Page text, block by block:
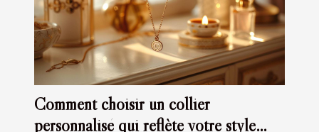
Comment choisir un collier
personnalisé qui reflète votre style